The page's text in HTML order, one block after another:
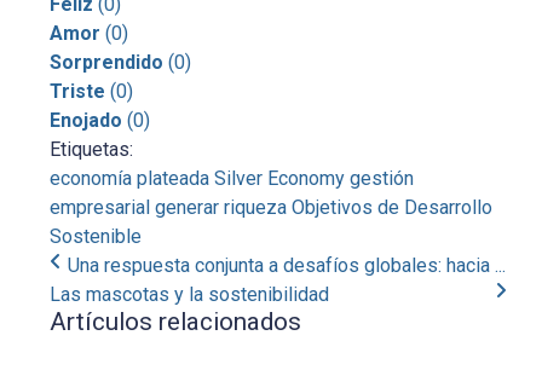
Feliz (0)
Amor (0)
Sorprendido (0)
Triste (0)
Enojado (0)
Etiquetas:
economía plateada Silver Economy gestión
empresarial generar riqueza Objetivos de Desarrollo
Sostenible
Una respuesta conjunta a desafíos globales: hacia ...
Las mascotas y la sostenibilidad
Artículos relacionados